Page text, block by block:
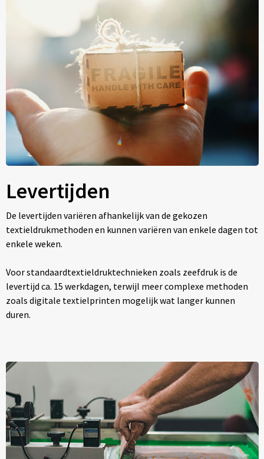
Levertijden
De levertijden variëren afhankelijk van de gekozen
textieldrukmethoden en kunnen variëren van enkele dagen tot
enkele weken.
Voor standaardtextieldruktechnieken zoals zeefdruk is de
levertijd ca. 15 werkdagen, terwijl meer complexe methoden
zoals digitale textielprinten mogelijk wat langer kunnen
duren.